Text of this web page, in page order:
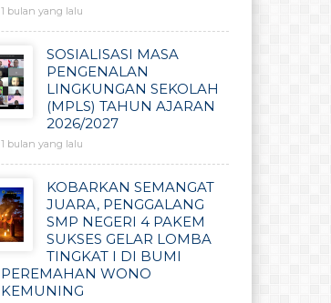
1 bulan yang lalu
SOSIALISASI MASA
PENGENALAN
LINGKUNGAN SEKOLAH
(MPLS) TAHUN AJARAN
2026/2027
1 bulan yang lalu
KOBARKAN SEMANGAT
JUARA, PENGGALANG
SMP NEGERI 4 PAKEM
SUKSES GELAR LOMBA
TINGKAT I DI BUMI
PEREMAHAN WONO
KEMUNING